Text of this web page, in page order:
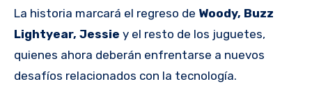
La historia marcará el regreso de Woody, Buzz
Lightyear, Jessie y el resto de los juguetes,
quienes ahora deberán enfrentarse a nuevos
desafíos relacionados con la tecnología.